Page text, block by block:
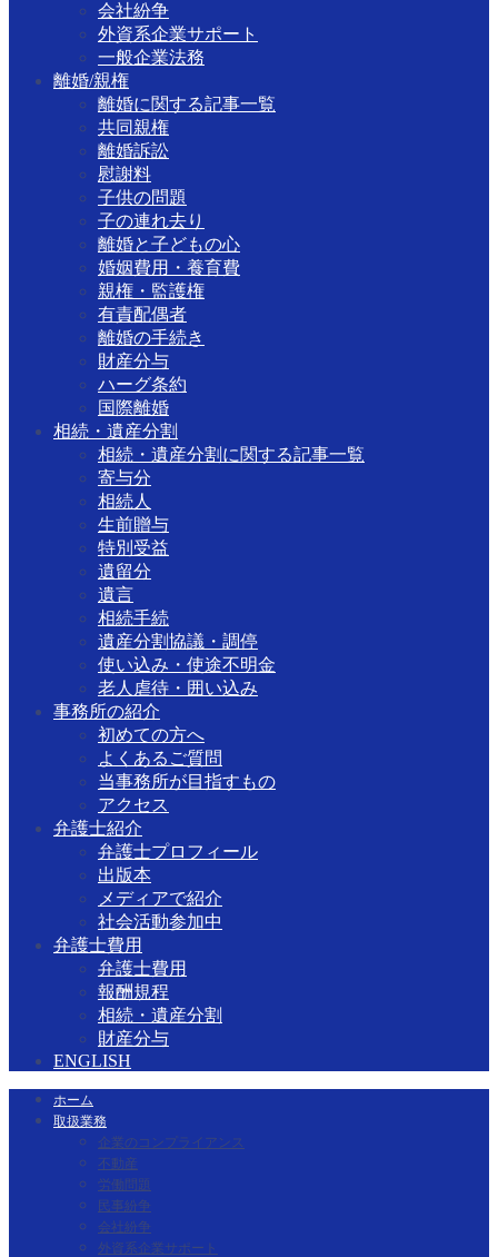
会社紛争
外資系企業サポート
一般企業法務
離婚/親権
離婚に関する記事一覧
共同親権
離婚訴訟
慰謝料
子供の問題
子の連れ去り
離婚と子どもの心
婚姻費用・養育費
親権・監護権
有責配偶者
離婚の手続き
財産分与
ハーグ条約
国際離婚
相続・遺産分割
相続・遺産分割に関する記事一覧
寄与分
相続人
生前贈与
特別受益
遺留分
遺言
相続手続
遺産分割協議・調停
使い込み・使途不明金
老人虐待・囲い込み
事務所の紹介
初めての方へ
よくあるご質問
当事務所が目指すもの
アクセス
弁護士紹介
弁護士プロフィール
出版本
メディアで紹介
社会活動参加中
弁護士費用
弁護士費用
報酬規程
相続・遺産分割
財産分与
ENGLISH
ホーム
取扱業務
企業のコンプライアンス
不動産
労働問題
民事紛争
会社紛争
外資系企業サポート